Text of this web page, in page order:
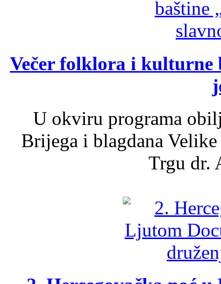
Večer folklora i kulturne
U okviru programa
Brijega i blagdana
Trgu dr.